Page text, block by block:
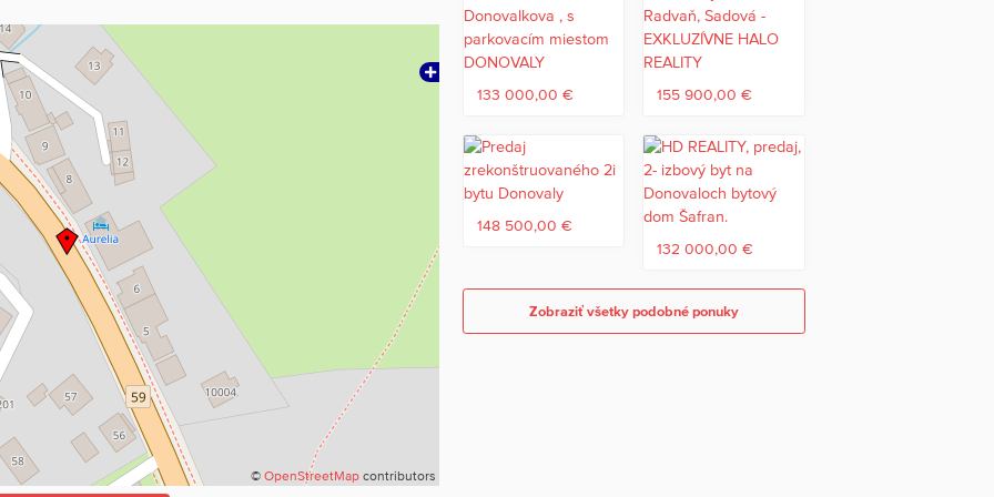
© OpenStreetMapcontributors
133 000,00 € 155 900,00 €
148 500,00 €
132 000,00 €
Zobraziť všetky podobné ponuky